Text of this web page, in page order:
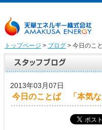
トップページ > ブログ> 今日のこ
2013年03月07日
今日のことば 「本気